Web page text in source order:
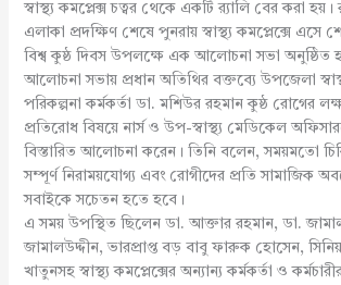
স্বাস্থ্য কমপ্লেক্স চত্বর থেকে একটি র‌্যালি বের করা হয়।
এলাকা প্রদক্ষিণ শেষে পুনরায় স্বাস্থ্য কমপ্লেক্সে এসে
বিশ্ব কুষ্ঠ দিবস উপলক্ষে এক আলোচনা সভা অনুষ্ঠিত
আলোচনা সভায় প্রধান অতিথির বক্তব্যে উপজেলা
পরিকল্পনা কর্মকর্তা ডা. মশিউর রহমান কুষ্ঠ রোগের
প্রতিরোধ বিষয়ে নার্স ও উপ-স্বাস্থ্য মেডিকেল
বিস্তারিত আলোচনা করেন। তিনি বলেন, সময়মতো
সম্পূর্ণ নিরাময়যোগ্য এবং রোগীদের প্রতি সামাজিক
সবাইকে সচেতন হতে হবে।
এ সময় উপস্থিত ছিলেন ডা. আক্তার রহমান, ডা.
জামালউদ্দীন, ভারপ্রাপ্ত বড় বাবু ফারুক হোসেন,
খাতুনসহ স্বাস্থ্য কমপ্লেক্সের অন্যান্য কর্মকর্তা ও